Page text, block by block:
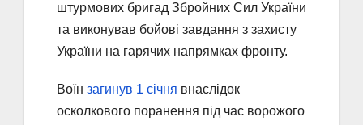
штурмових бригад Збройних Сил України
та виконував бойові завдання з захисту
України на гарячих напрямках фронту.
Воїн загинув 1 січня внаслідок
осколкового поранення під час ворожого